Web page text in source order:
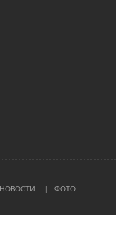
НОВОСТИ ФОТО